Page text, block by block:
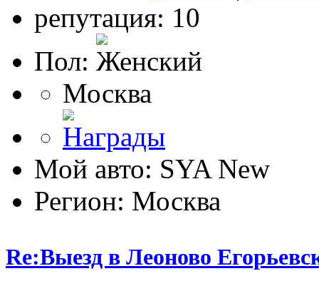
репутация: 10
Пол:
Москва
Мой авто: SYA New
Регион: Москва
Re:Выезд в Леоново